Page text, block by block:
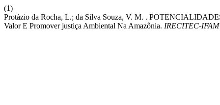
(1)
Protázio da Rocha, L.; da Silva Souza, V. M. .
Valor E Promover justiça Ambiental Na Amazônia. IRECITEC-IFAM